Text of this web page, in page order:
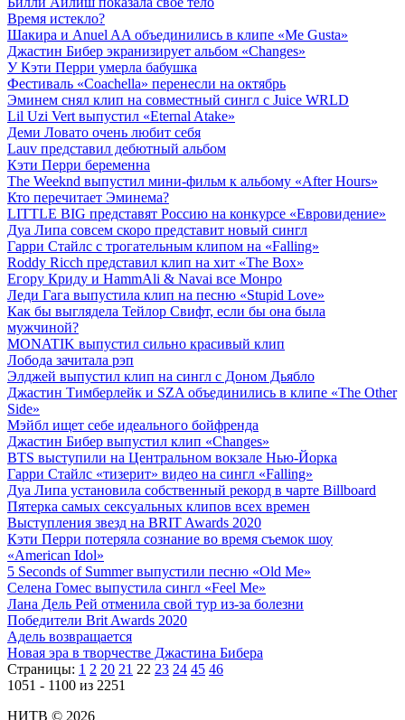
Время истекло?
Шакира и Anuel AA объединились в клипе «Me Gusta»
Джастин Бибер экранизирует альбом «Changes»
У Кэти Перри умерла бабушка
Фестиваль «Coachella» перенесли на октябрь
Эминем снял клип на совместный сингл с Juice WRLD
Lil Uzi Vert выпустил «Eternal Atake»
Деми Ловато очень любит себя
Lauv представил дебютный альбом
Кэти Перри беременна
The Weeknd выпустил мини-фильм к альбому «After Hours»
Кто перечитает Эминема?
LITTLE BIG представят Россию на конкурсе «Евровидение»
Дуа Липа совсем скоро представит новый сингл
Гарри Стайлс с трогательным клипом на «Falling»
Roddy Ricch представил клип на хит «The Box»
Егору Криду и HammAli & Navai все Монро
Леди Гага выпустила клип на песню «Stupid Love»
Как бы выглядела Тейлор Свифт, если бы она была
мужчиной?
MONATIK выпустил сильно красивый клип
Лобода зачитала рэп
Элджей выпустил клип на сингл с Доном Дьябло
Джастин Тимберлейк и SZA объединились в клипе «The Other
Side»
Мэйбл ищет себе идеального бойфренда
Джастин Бибер выпустил клип «Changes»
BTS выступили на Центральном вокзале Нью-Йорка
Гарри Стайлс «тизерит» видео на сингл «Falling»
Дуа Липа установила собственный рекорд в чарте Billboard
Пятерка самых сексуальных клипов всех времен
Выступления звезд на BRIT Awards 2020
Кэти Перри потеряла сознание во время съемок шоу
«American Idol»
5 Seconds of Summer выпустили песню «Old Me»
Селена Гомес выпустила сингл «Feel Me»
Лана Дель Рей отменила свой тур из-за болезни
Победители Brit Awards 2020
Адель возвращается
Новая эра в творчестве Джастина Бибера
Страницы: 1 2 20 21 22 23 24 45 46
1051 - 1100 из 2251
НИТВ © 2026